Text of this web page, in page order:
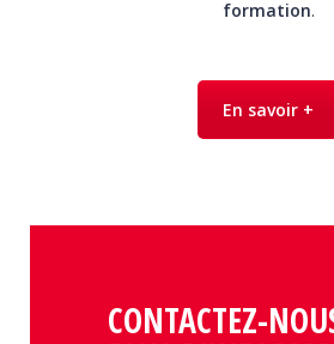
formation.
En savoir +
CONTACTEZ-